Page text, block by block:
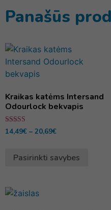
Panašūs
Kraikas katėms Intersand
Odourlock bekvapis
Įvertinimas:
5.00
14,49€ – 20,69€
Pasirinkti savybes